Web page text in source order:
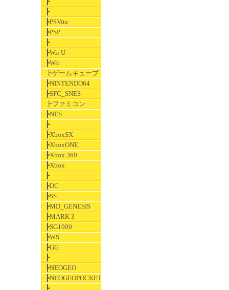
┣
┣PSVita
┣PSP
┣
┣Wii U
┣Wii
┣ゲームキューブ
┣NINTENDO64
┣SFC_SNES
┣ファミコン
┣NES
┣
┣XboxSX
┣XboxONE
┣Xbox 360
┣Xbox
┣
┣DC
┣SS
┣MD_GENESIS
┣MARK 3
┣SG1000
┣WS
┣GG
┣
┣NEOGEO
┣NEOGEOPOCKET
┣